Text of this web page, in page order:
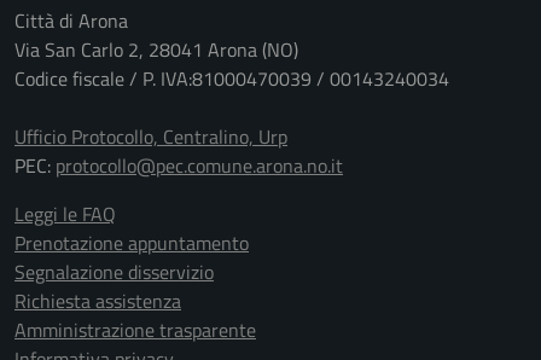
Città di Arona
Via San Carlo 2, 28041 Arona (NO)
Codice fiscale / P. IVA:81000470039 / 00143240034
Ufficio Protocollo, Centralino, Urp
PEC: protocollo@pec.comune.arona.no.it
Leggi le FAQ
Prenotazione appuntamento
Segnalazione disservizio
Richiesta assistenza
Amministrazione trasparente